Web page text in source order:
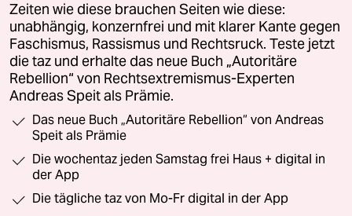
Zeiten wie diese brauchen Seiten wie diese:
unabhängig, konzernfrei und mit klarer Kante gegen
Faschismus, Rassismus und Rechtsruck. Teste jetzt
die taz und erhalte das neue Buch „Autoritäre
Rebellion“ von Rechtsextremismus-Experten
Andreas Speit als Prämie.
Das neue Buch „Autoritäre Rebellion“ von Andreas
Speit als Prämie
Die wochentaz jeden Samstag frei Haus + digital in
der App
Die tägliche taz von Mo-Fr digital in der App